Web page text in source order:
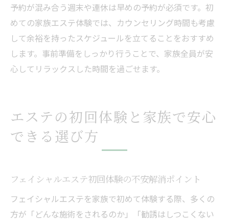
予約が混み合う週末や連休は早めの予約が必須です。初
めての家族エステ体験では、カウンセリング時間も考慮
して余裕を持ったスケジュールを立てることをおすすめ
します。事前準備をしっかり行うことで、家族全員が安
心してリラックスした時間を過ごせます。
エステの初回体験と家族で安心
できる選び方
フェイシャルエステ初回体験の不安解消ポイント
フェイシャルエステを家族で初めて体験する際、多くの
方が「どんな施術をされるのか」「勧誘はしつこくない